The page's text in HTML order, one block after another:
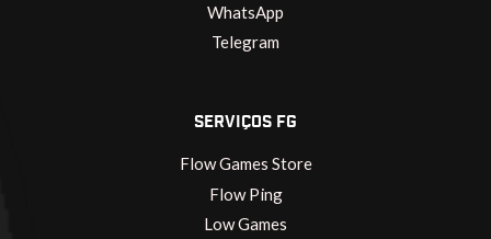
WhatsApp
Telegram
SERVIÇOS FG
Flow Games Store
Flow Ping
Low Games